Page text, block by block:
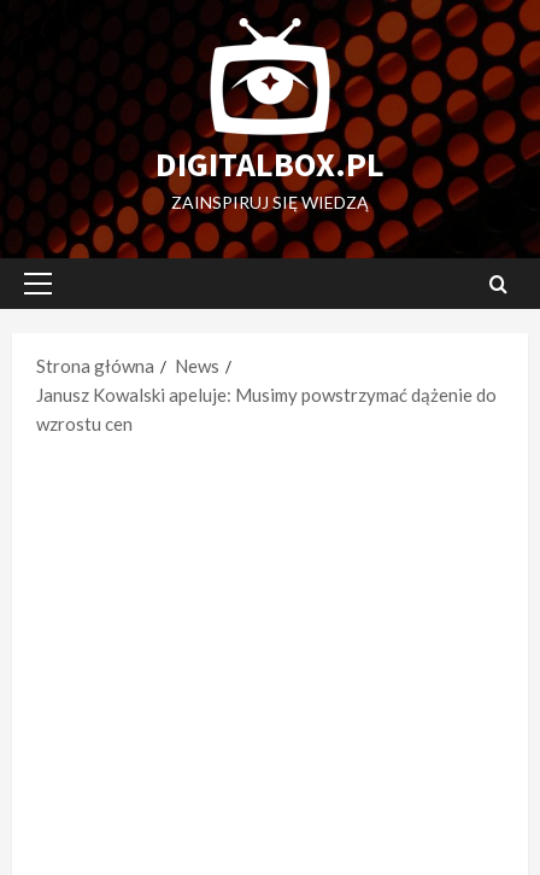
DIGITALBOX.PL
ZAINSPIRUJ SIĘ WIEDZĄ
Menu
Strona główna
News
Janusz Kowalski apeluje: Musimy powstrzymać dążenie do
wzrostu cen